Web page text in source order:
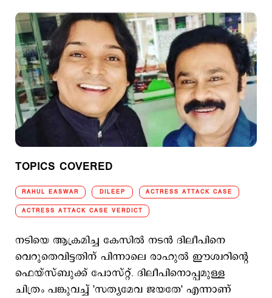
TOPICS COVERED
RAHUL EASWAR DILEEP ACTRESS ATTACK CASE
ACTRESS ATTACK CASE VERDICT
നടിയെ ആക്രമിച്ച കേസിൽ നടൻ ദിലീപിനെ
വെറുതെവിട്ടതിന് പിന്നാലെ രാഹുല്‍ ഈശ്വറിന്‍റെ
ഫെയ്സ്ബുക്ക് പോസ്റ്റ്. ദിലീപിനൊപ്പമുള്ള
ചിത്രം പങ്കുവച്ച് 'സത്യമേവ ജയതേ' എന്നാണ്